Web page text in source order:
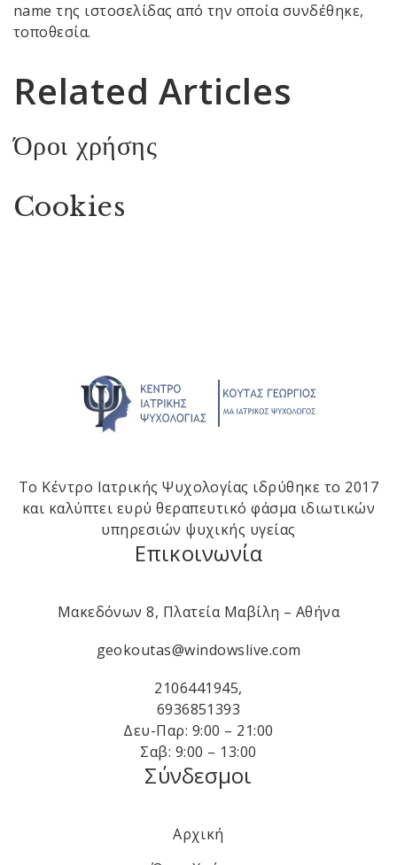
name της ιστοσελίδας από την οποία συνδέθηκε,
τοποθεσία.
Related Articles
Όροι χρήσης
Cookies
Το Κέντρο Ιατρικής Ψυχολογίας ιδρύθηκε το 2017
και καλύπτει ευρύ θεραπευτικό φάσμα ιδιωτικών
υπηρεσιών ψυχικής υγείας
Επικοινωνία
Μακεδόνων 8, Πλατεία Μαβίλη – Αθήνα
geokoutas@windowslive.com
2106441945,
6936851393
Δευ-Παρ: 9:00 – 21:00
Σαβ: 9:00 – 13:00
Σύνδεσμοι
Αρχική